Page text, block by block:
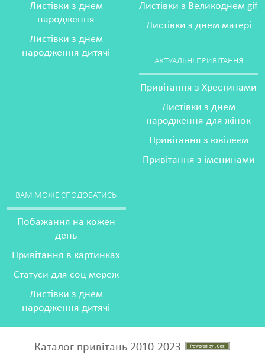
Листівки з днем
народження
Листівки з днем
народження дитячі
Листівки з Великоднем gif
Листівки з днем матері
АКТУАЛЬНІ ПРИВІТАННЯ
Привітання з Хрестинами
Листівки з днем
народження для жінок
Привітання з ювілеєм
Привітання з іменинами
ВАМ МОЖЕ СПОДОБАТИСЬ
Побажання на кожен
день
Привітання в картинках
Статуси для соц мереж
Листівки з днем
народження дитячі
Каталог привітань 2010-2023